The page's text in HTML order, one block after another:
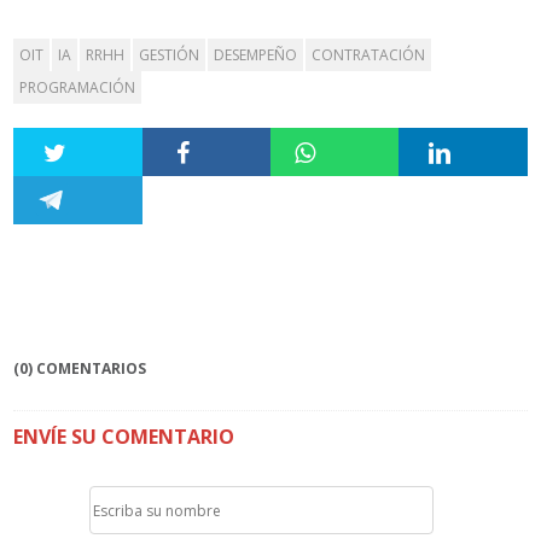
OIT IA RRHH GESTIÓN DESEMPEÑO
CONTRATACIÓN
PROGRAMACIÓN
(0) COMENTARIOS
ENVÍE SU COMENTARIO